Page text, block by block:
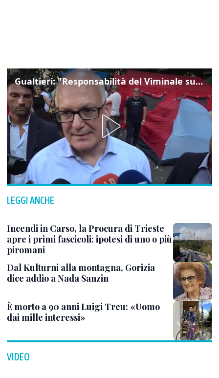
Gualtieri: "Responsabilità del Viminale su Spin Time? La posizione dei partiti è nota"
LEGGI ANCHE
Incendi in Carso, la Procura di Trieste
apre i primi fascicoli: ipotesi di uno o più
piromani
Dal Kulturni alla montagna, Gorizia
dice addio a Nada Sanzin
È morto a 90 anni Luigi Treu: «Uomo
dai mille interessi»
VIDEO